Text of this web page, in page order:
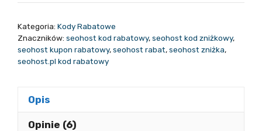
Kategoria: Kody Rabatowe
Znaczników: seohost kod rabatowy,seohost kod zniżkowy,
seohost kupon rabatowy,seohost rabat,seohost zniżka,
seohost.pl kod rabatowy
Opis
Opinie (6)